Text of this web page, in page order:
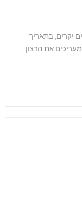
יקרים, בתאריך
מעריכים את הרצון